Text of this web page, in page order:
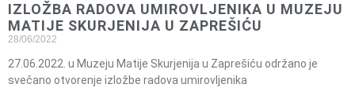
IZLOŽBA RADOVA UMIROVLJENIKA U MUZEJU
MATIJE SKURJENIJA U ZAPREŠIĆU
28/06/2022
27.06.2022. u Muzeju Matije Skurjenija u Zaprešiću održano je
svečano otvorenje izložbe radova umirovljenika